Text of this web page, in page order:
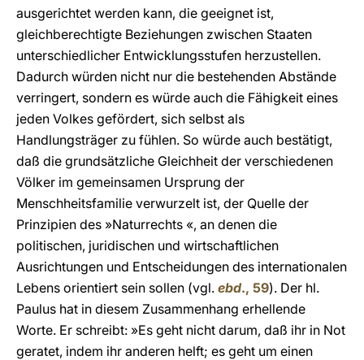
ausgerichtet werden kann, die geeignet ist,
gleichberechtigte Beziehungen zwischen Staaten
unterschiedlicher Entwicklungsstufen herzustellen.
Dadurch würden nicht nur die bestehenden Abstände
verringert, sondern es würde auch die Fähigkeit eines
jeden Volkes gefördert, sich selbst als
Handlungsträger zu fühlen. So würde auch bestätigt,
daß die grundsätzliche Gleichheit der verschiedenen
Völker im gemeinsamen Ursprung der
Menschheitsfamilie verwurzelt ist, der Quelle der
Prinzipien des »Naturrechts «, an denen die
politischen, juridischen und wirtschaftlichen
Ausrichtungen und Entscheidungen des internationalen
Lebens orientiert sein sollen (vgl. ebd., 59). Der hl.
Paulus hat in diesem Zusammenhang erhellende
Worte. Er schreibt: »Es geht nicht darum, daß ihr in Not
geratet, indem ihr anderen helft; es geht um einen